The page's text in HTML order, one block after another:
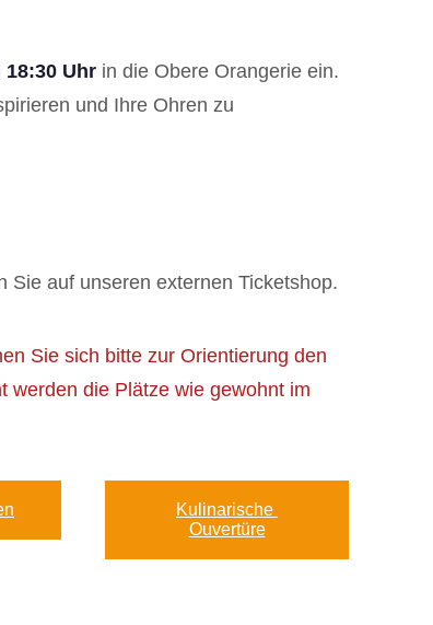
Uhr in die Obere Orangerie ein.
und Ihre Ohren zu
Sie auf unseren externen Ticketshop.
Sie sich bitte zur Orientierung den
werden die Plätze wie gewohnt im
Kulinarische
Ouvertüre